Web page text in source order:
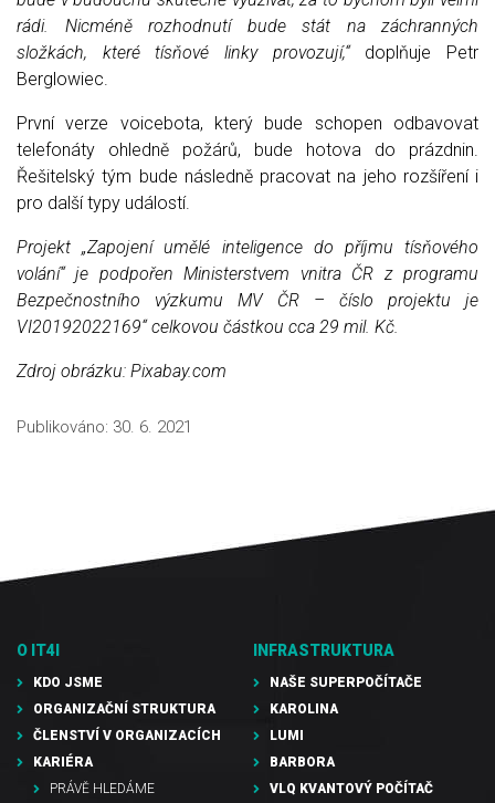
rádi. Nicméně rozhodnutí bude stát na záchranných
složkách, které tísňové linky provozují,“ doplňuje Petr
Berglowiec.
První verze voicebota, který bude schopen odbavovat
telefonáty ohledně požárů, bude hotova do prázdnin.
Řešitelský tým bude následně pracovat na jeho rozšíření i
pro další typy událostí.
Projekt „Zapojení umělé inteligence do příjmu tísňového
volání“ je podpořen Ministerstvem vnitra ČR z programu
Bezpečnostního výzkumu MV ČR – číslo projektu je
VI20192022169“ celkovou částkou cca 29 mil. Kč.
Zdroj obrázku: Pixabay.com
Publikováno: 30. 6. 2021
O IT4I
KDO JSME
ORGANIZAČNÍ STRUKTURA
ČLENSTVÍ V ORGANIZACÍCH
KARIÉRA
PRÁVĚ HLEDÁME
INFRASTRUKTURA
NAŠE SUPERPOČÍTAČE
KAROLINA
LUMI
BARBORA
VLQ KVANTOVÝ POČÍTAČ